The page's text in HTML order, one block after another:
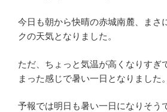
今日も朝から快晴の赤城南麓、まさ
クの天気となりました。
ただ、ちょっと気温が高くなりすぎ
まった感じで暑い一日となりました。
予報では明日も暑い一日になりそう